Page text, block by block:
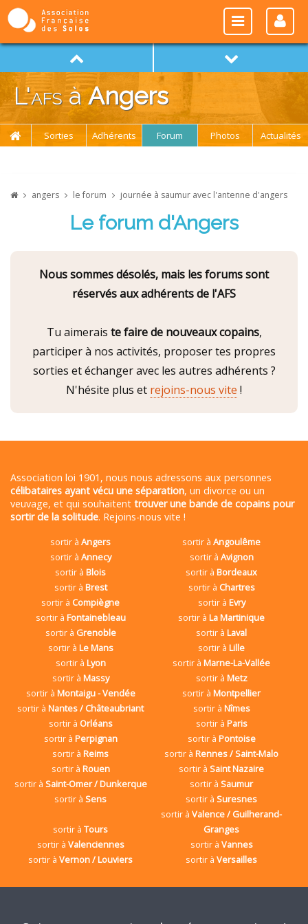
L'afsàAngers
Sorties Adhérents Forum Photos Actualités
angers le forum journée à saumur avec l'antenne d'angers
Le forum d'Angers
Nous sommes désolés, mais les forums sont
réservés aux adhérents de l'AFS
Tu aimerais te faire de nouveaux copains,
participer à nos activités, proposer tes propres
sorties et échanger avec les autres adhérents ?
N'hésite plus et rejoins-nous vite !
Association loi 1901, nous nous adressons aux personnes
célibataires ayant vécu une séparation, un divorce ou un
veuvage, et qui souhaitent trouver une bande de copains pour
sortir de la solitude. Rejoins-nous vite !
sortir àAngers sortir àAngoulême
sortir à Annecy sortir à Avignon
sortir àBlois sortir àBordeaux
sortir à Brest sortir à Chartres
sortir à Compiègne sortir à Evry
sortir à Fontainebleau sortir àLa Martinique
sortir à Grenoble sortir àLaval
sortir à Le Mans sortir àLille
sortir à Lyon sortir àMarne-La-Vallée
sortir à Massy sortir à Metz
sortir à Montaigu - Vendée sortir àMontpellier
sortir àNantes / Châteaubriant sortir à Nîmes
sortir à Orléans sortir à Paris
sortir à Perpignan sortir à Pontoise
sortir àReims sortir àRennes / Saint-Malo
sortir à Rouen sortir àSaint Nazaire
sortir à Saint-Omer / Dunkerque sortir àSaumur
sortir àSens sortir àSuresnes
sortir àTours
sortir àValence / Guilherand-
Granges
sortir à Valenciennes sortir à Vannes
sortir àVernon / Louviers sortir àVersailles